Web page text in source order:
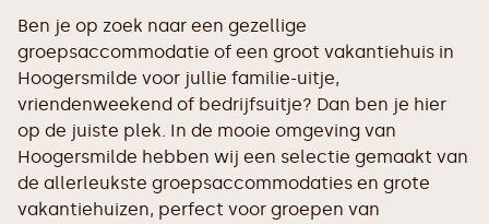
Ben je op zoek naar een gezellige
groepsaccommodatie of een groot vakantiehuis in
Hoogersmilde voor jullie familie-uitje,
vriendenweekend of bedrijfsuitje? Dan ben je hier
op de juiste plek. In de mooie omgeving van
Hoogersmilde hebben wij een selectie gemaakt van
de allerleukste groepsaccommodaties en grote
vakantiehuizen, perfect voor groepen van